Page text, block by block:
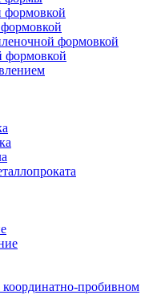
формовкой
формовкой
формовкой
координатно-пробивном